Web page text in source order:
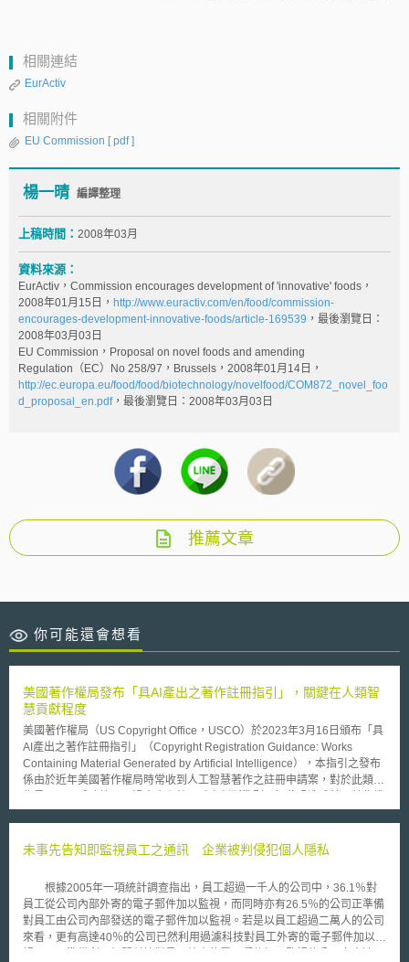
相關連結
EurActiv
相關附件
EU Commission [ pdf ]
楊一晴 編譯整理
上稿時間： 2008年03月
資料來源：
EurActiv，Commission encourages development of 'innovative' foods，
2008年01月15日， http://www.euractiv.com/en/food/commission-
encourages-development-innovative-foods/article-169539 ，最後瀏覽日：
2008年03月03日
EU Commission，Proposal on novel foods and amending
Regulation（EC）No 258/97，Brussels，2008年01月14日，
http://ec.europa.eu/food/food/biotechnology/novelfood/COM872_novel_foo
d_proposal_en.pdf，最後瀏覽日：2008年03月03日
推薦文章
你可能還會想看
美國著作權局發布「具AI產出之著作註冊指引」，關鍵在人類智
慧貢獻程度
美國著作權局（US Copyright Office，USCO）於2023年3月16日頒布「具
AI產出之著作註冊指引」（Copyright Registration Guidance: Works
Containing Material Generated by Artificial Intelligence），本指引之發布
係由於近年美國著作權局時常收到人工智慧著作之註冊申請案，對於此類著
體制之紊亂，著作權局遂發布本指引，以作為民眾申請註冊之著作包含利用
部分與美國憲法、美國著作權法及美國最高法院判例見解相同。 接著，本
中傳達其原始精神理念（own original mental conception），不得為單純之
透過機械運作所產生。惟此並非代表人類完全不得運用AI輔助創作，係取決
於人類對該創作之創造性控制程度及該創作實際形成（Actually Formed）
作者之傳統元素含量。 最後，本指引提出申請人於提出具AI產出著作時應提
交之表格為標準表格（Standard Application），在創作者欄位中具體闡述
未事先告知即監視員工之通訊 企業被判侵犯個人隱私
根據2005年一項統計調查指出，員工超過一千人的公司中，36.1％對
員工從公司內部外寄的電子郵件加以監視，而同時亦有26.5％的公司正準備
對員工由公司內部發送的電子郵件加以監視。若是以員工超過二萬人的公司
來看，更有高達40％的公司已然利用過濾科技對員工外寄的電子郵件加以監